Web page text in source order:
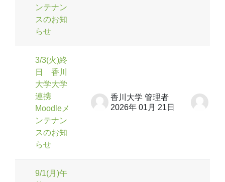
ンテナン
スのお知
らせ
3/3(火)終
日 香川
大学大学
連携
Moodleメ
ンテナン
スのお知
らせ
香川大学 管理者
2026年 01月 21日
9/1(月)午